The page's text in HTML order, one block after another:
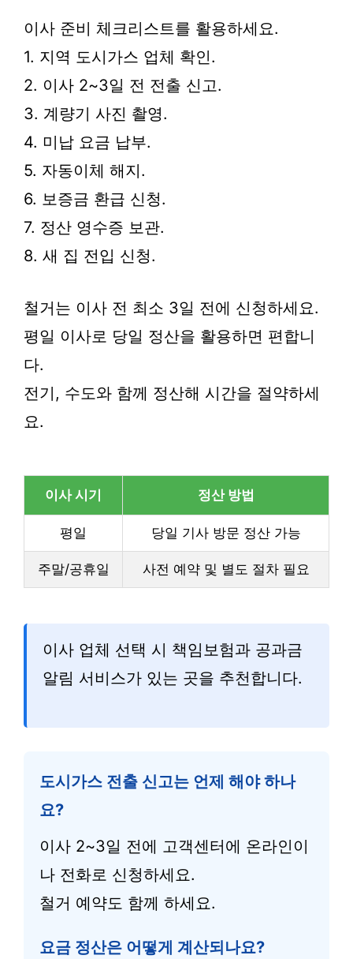
이사 준비 체크리스트를 활용하세요.
1. 지역 도시가스 업체 확인.
2. 이사 2~3일 전 전출 신고.
3. 계량기 사진 촬영.
4. 미납 요금 납부.
5. 자동이체 해지.
6. 보증금 환급 신청.
7. 정산 영수증 보관.
8. 새 집 전입 신청.
철거는 이사 전 최소 3일 전에 신청하세요.
평일 이사로 당일 정산을 활용하면 편합니
다.
전기, 수도와 함께 정산해 시간을 절약하세
요.
이사 시기 정산 방법
평일 당일 기사 방문 정산 가능
주말/공휴일 사전 예약 및 별도 절차 필요
이사 업체 선택 시 책임보험과 공과금
알림 서비스가 있는 곳을 추천합니다.
도시가스 전출 신고는 언제 해야 하나
요?
이사 2~3일 전에 고객센터에 온라인이
나 전화로 신청하세요.
철거 예약도 함께 하세요.
요금 정산은 어떻게 계산되나요?